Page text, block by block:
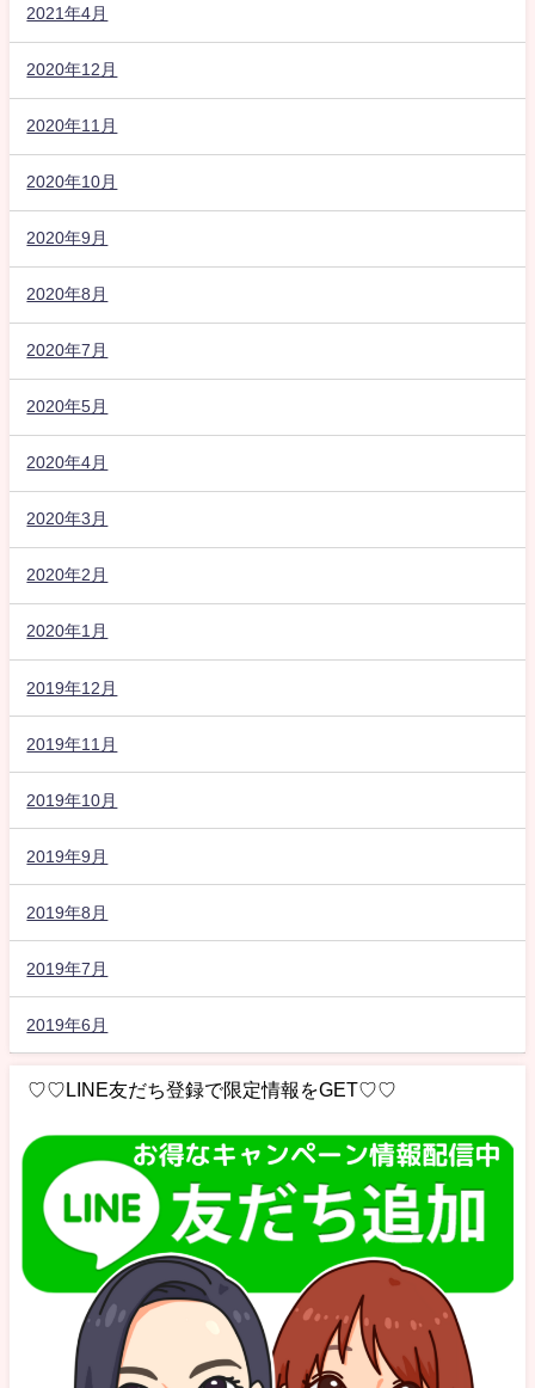
2021年4月
2020年12月
2020年11月
2020年10月
2020年9月
2020年8月
2020年7月
2020年5月
2020年4月
2020年3月
2020年2月
2020年1月
2019年12月
2019年11月
2019年10月
2019年9月
2019年8月
2019年7月
2019年6月
♡♡LINE友だち登録で限定情報をGET♡♡